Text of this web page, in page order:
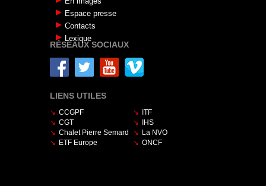
Espace presse
Contacts
Lexique
RÉSEAUX SOCIAUX
LIENS UTILES
CCGPF
CGT
Chalet Pierre Semard
ETF Europe
ITF
IHS
La NVO
ONCF